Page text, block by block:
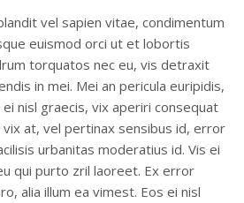
vel sapien vitae, condimentum
euismod orci ut et lobortis
torquatos nec eu, vis detraxit
in mei. Mei an pericula euripidis,
nisl graecis, vix aperiri consequat
vix at, vel pertinax sensibus id, error
urbanitas moderatius id. Vis ei
qui purto zril laoreet. Ex error
alia illum ea vimest. Eos ei nisl